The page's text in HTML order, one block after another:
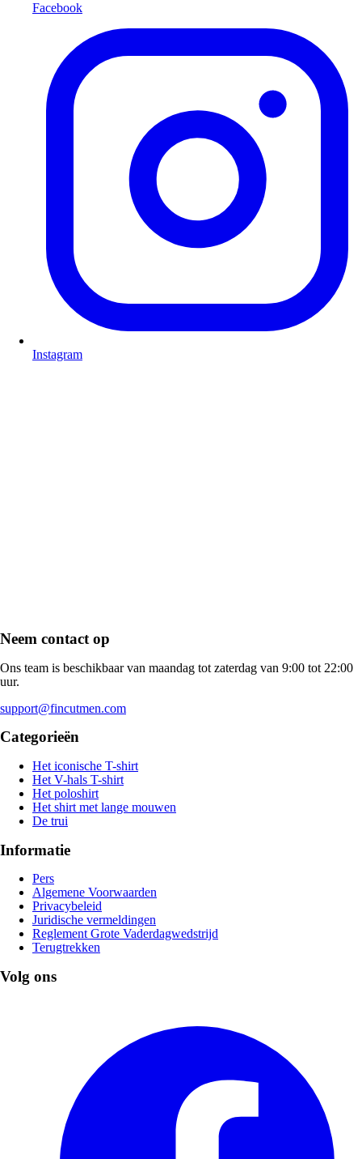
Facebook
Instagram
Neem contact op
Ons team is beschikbaar van maandag tot zaterdag van 9:00 tot 22:00
uur.
support@fincutmen.com
Categorieën
Het iconische T-shirt
Het V-hals T-shirt
Het poloshirt
Het shirt met lange mouwen
De trui
Informatie
Pers
Algemene Voorwaarden
Privacybeleid
Juridische vermeldingen
Reglement Grote Vaderdagwedstrijd
Terugtrekken
Volg ons